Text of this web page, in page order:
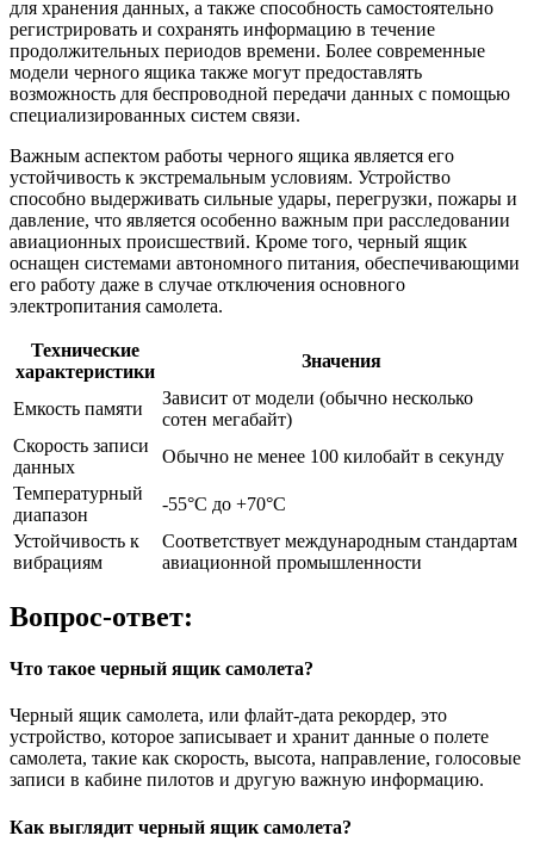
для хранения данных, а также способность самостоятельно
регистрировать и сохранять информацию в течение
продолжительных периодов времени. Более современные
модели черного ящика также могут предоставлять
возможность для беспроводной передачи данных с помощью
специализированных систем связи.
Важным аспектом работы черного ящика является его
устойчивость к экстремальным условиям. Устройство
способно выдерживать сильные удары, перегрузки, пожары и
давление, что является особенно важным при расследовании
авиационных происшествий. Кроме того, черный ящик
оснащен системами автономного питания, обеспечивающими
его работу даже в случае отключения основного
электропитания самолета.
Технические
характеристики
Значения
Емкость памяти
Зависит от модели (обычно несколько
сотен мегабайт)
Скорость записи
данных
Обычно не менее 100 килобайт в секунду
Температурный
диапазон
-55°C до +70°C
Устойчивость к
вибрациям
Соответствует международным стандартам
авиационной промышленности
Вопрос-ответ:
Что такое черный ящик самолета?
Черный ящик самолета, или флайт-дата рекордер, это
устройство, которое записывает и хранит данные о полете
самолета, такие как скорость, высота, направление, голосовые
записи в кабине пилотов и другую важную информацию.
Как выглядит черный ящик самолета?